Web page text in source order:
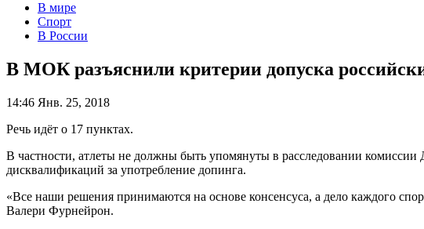
В мире
Спорт
В России
В МОК разъяснили критерии допуска
14:46 Янв. 25, 2018
Речь идёт о 17 пунктах.
В частности, атлеты не должны быть упомянуты в расследовании
дисквалификаций за употребление допинга.
«Все наши решения принимаются на основе консенсуса, а дело каждого
Валери Фурнейрон.